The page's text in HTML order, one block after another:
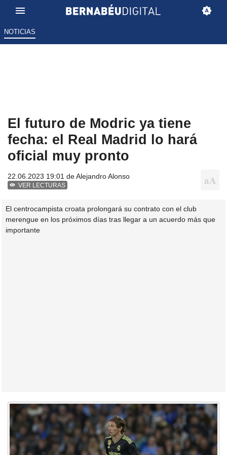
NOTICIAS
El futuro de Modric ya tiene
fecha: el Real Madrid lo hará
oficial muy pronto
22.06.2023 19:01 deAlejandro Alonso
VER LECTURAS
El centrocampista croata prolongará su contrato con el club
merengue en los próximos días tras llegar a un acuerdo más que
importante